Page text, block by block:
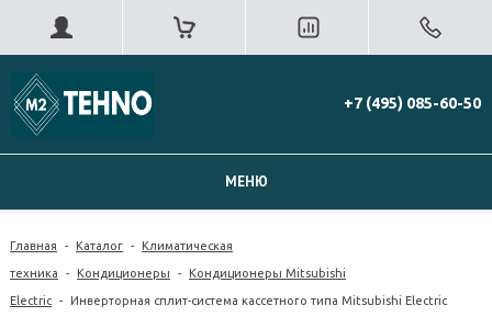
+7 (495) 085-60-50
МЕНЮ
Главная - Каталог - Климатическая
техника - Кондиционеры - Кондиционеры Mitsubishi
Electric - Инверторная сплит-система кассетного типа Mitsubishi Electric